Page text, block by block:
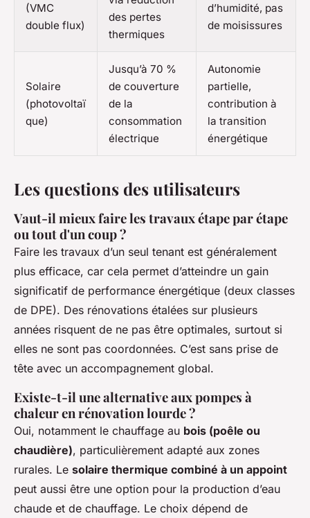
(VMC
double flux)
des pertes
thermiques
d’humidité, pas
de moisissures
Solaire
(photovoltaï
que)
Jusqu’à 70 %
de couverture
de la
consommation
électrique
Autonomie
partielle,
contribution à
la transition
énergétique
Les questions des utilisateurs
Vaut-il mieux faire les travaux étape par étape
ou tout d'un coup ?
Faire les travaux d’un seul tenant est généralement
plus efficace, car cela permet d’atteindre un gain
significatif de performance énergétique (deux classes
de DPE). Des rénovations étalées sur plusieurs
années risquent de ne pas être optimales, surtout si
elles ne sont pas coordonnées. C’est sans prise de
tête avec un accompagnement global.
Existe-t-il une alternative aux pompes à
chaleur en rénovation lourde ?
Oui, notamment le chauffage au bois (poêle ou
chaudière), particulièrement adapté aux zones
rurales. Le solaire thermique combiné à un appoint
peut aussi être une option pour la production d’eau
chaude et de chauffage. Le choix dépend de